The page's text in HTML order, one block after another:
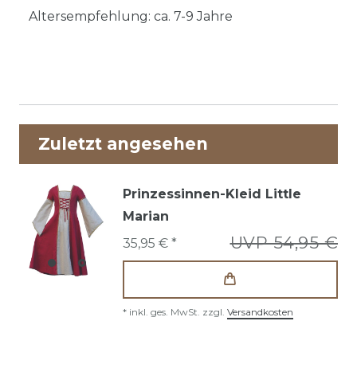
Altersempfehlung: ca. 7-9 Jahre
Zuletzt angesehen
Prinzessinnen-Kleid Little
Marian
UVP 54,95 €
35,95 € *
* inkl. ges. MwSt. zzgl. Versandkosten